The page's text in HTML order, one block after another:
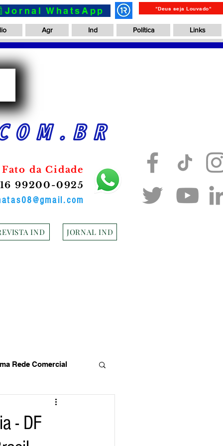
WhatsApp "Deus seja Louvado"
Agr Ind Política Links
da Cidade
16 99200-0925
IND JORNAL IND
Rede Comercial
Empresa Brasileira
Transportes
- DF